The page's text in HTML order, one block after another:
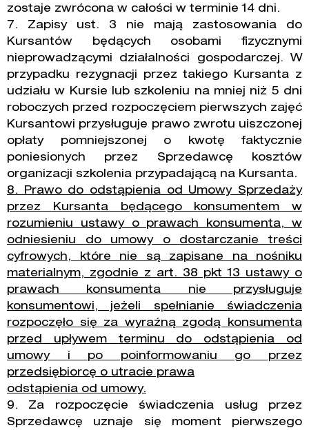
zostaje zwrócona w całości w terminie 14 dni.
7. Zapisy ust. 3 nie mają zastosowania do
Kursantów będących osobami fizycznymi
nieprowadzącymi działalności gospodarczej. W
przypadku rezygnacji przez takiego Kursanta z
udziału w Kursie lub szkoleniu na mniej niż 5 dni
roboczych przed rozpoczęciem pierwszych zajęć
Kursantowi przysługuje prawo zwrotu uiszczonej
opłaty pomniejszonej o kwotę faktycznie
poniesionych przez Sprzedawcę kosztów
organizacji szkolenia przypadającą na Kursanta.
8. Prawo do odstąpienia od Umowy Sprzedaży
przez Kursanta będącego konsumentem w
rozumieniu ustawy o prawach konsumenta, w
odniesieniu do umowy o dostarczanie treści
cyfrowych, które nie są zapisane na nośniku
materialnym, zgodnie z art. 38 pkt 13 ustawy o
prawach konsumenta nie przysługuje
konsumentowi, jeżeli spełnianie świadczenia
rozpoczęło się za wyraźną zgodą konsumenta
przed upływem terminu do odstąpienia od
umowy i po poinformowaniu go przez
przedsiębiorcę o utracie prawa
odstąpienia od umowy.
9. Za rozpoczęcie świadczenia usług przez
Sprzedawcę uznaje się moment pierwszego